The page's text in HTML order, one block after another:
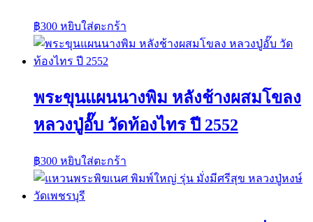
฿300 หยิบใส่ตะกร้า
พระขุนแผนนางพิม หลังช้างผสมโขลง
หลวงปู่อั๊บ วัดท้องไทร ปี 2552
฿300 หยิบใส่ตะกร้า